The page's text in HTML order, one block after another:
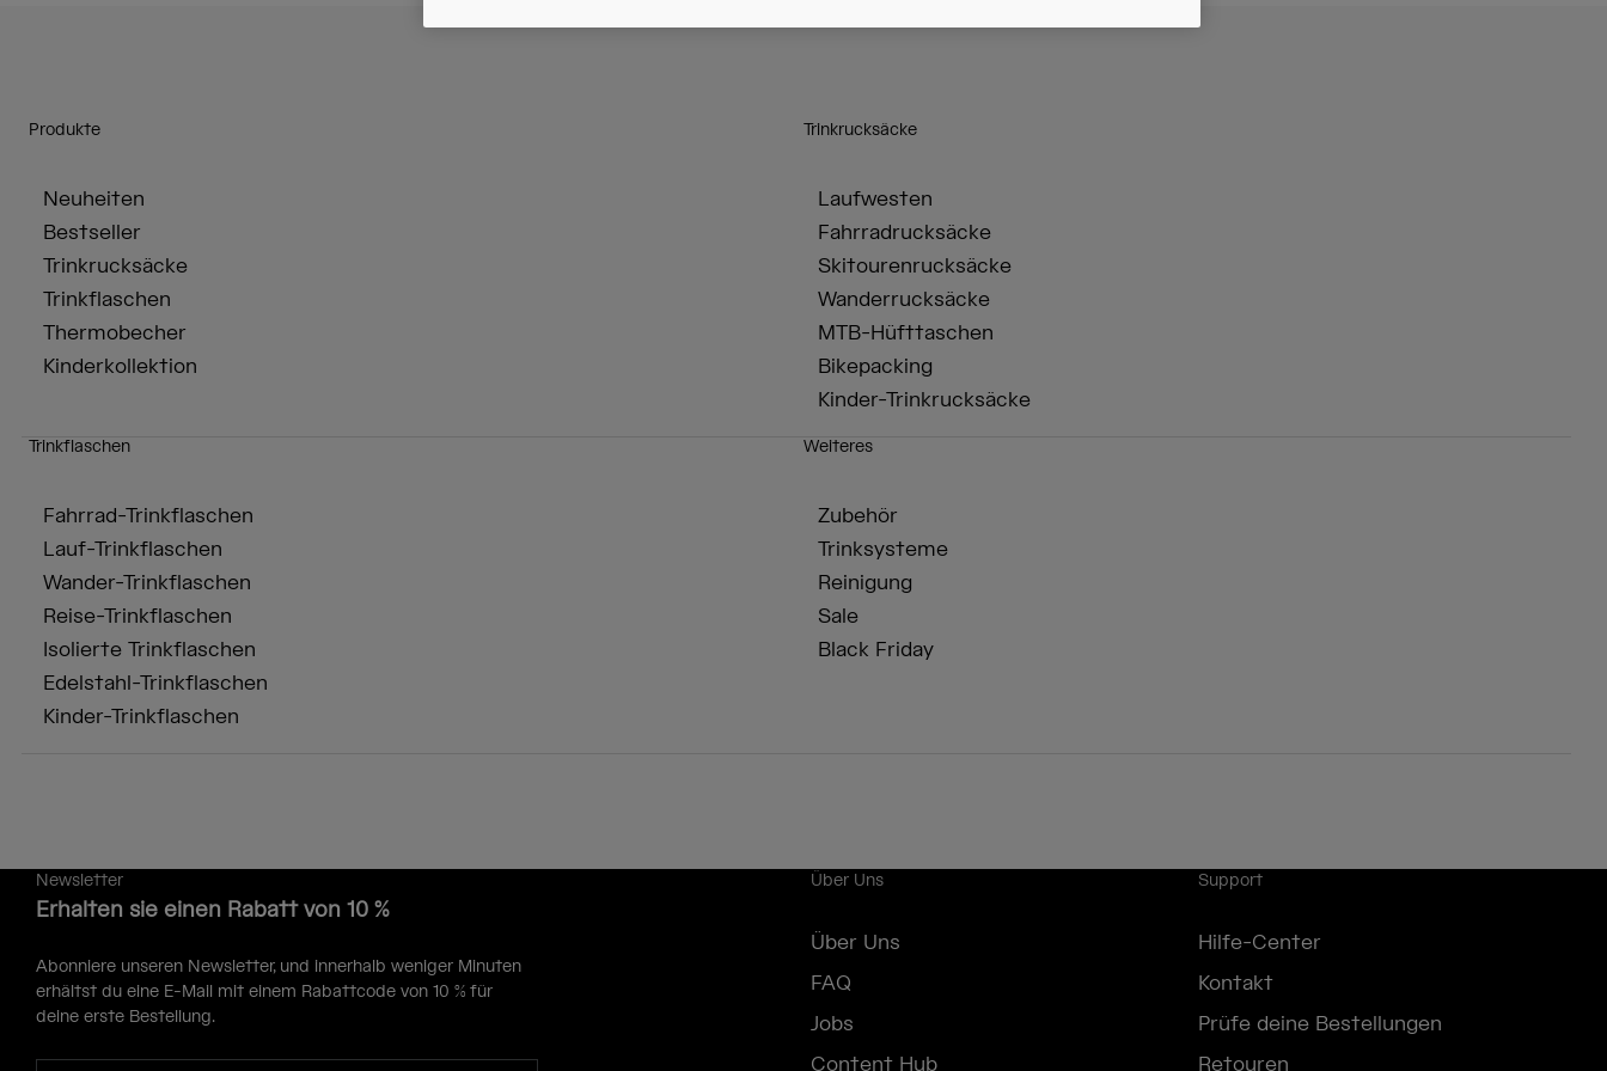
Produkte
Neuheiten
Bestseller
Trinkrucksäcke
Trinkflaschen
Thermobecher
Kinderkollektion
Trinkrucksäcke
Laufwesten
Fahrradrucksäcke
Skitourenrucksäcke
Wanderrucksäcke
MTB-Hüfttaschen
Bikepacking
Kinder-Trinkrucksäcke
Trinkflaschen
Fahrrad-Trinkflaschen
Lauf-Trinkflaschen
Wander-Trinkflaschen
Reise-Trinkflaschen
Isolierte Trinkflaschen
Edelstahl-Trinkflaschen
Kinder-Trinkflaschen
Weiteres
Zubehör
Trinksysteme
Reinigung
Sale
Black Friday
Newsletter
Erhalten sie einen Rabatt von 10 %
Abonniere unseren Newsletter, und innerhalb weniger Minuten
erhältst du eine E-Mail mit einem Rabattcode von 10 % für
deine erste Bestellung.
Über Uns
Über Uns
FAQ
Jobs
Content Hub
Support
Hilfe-Center
Kontakt
Prüfe deine Bestellungen
Retouren